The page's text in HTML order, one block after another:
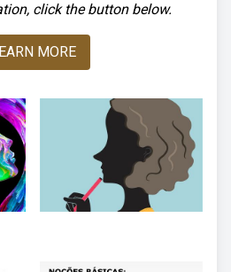
click the button below.
MORE